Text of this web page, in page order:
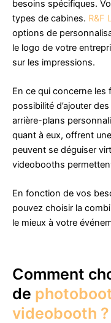
besoins spécifiques.
types de cabines. R&F
options de
le logo de votre
sur les impressions.
En ce qui concerne
possibilité d’ajouter
arrière-plans
quant à eux, offrent
peuvent se déguiser
videobooths
En fonction de vos
pouvez choisir la
le mieux à votre
Comment
de
videobooth ?